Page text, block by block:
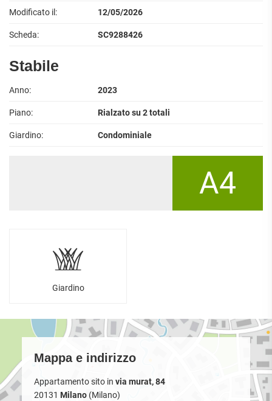
Modificato il: 12/05/2026
Scheda: SC9288426
Stabile
Anno: 2023
Piano: Rialzato su 2 totali
Giardino: Condominiale
A4
Giardino
Mappa e indirizzo
Appartamento sito in via murat, 84
20131 Milano(Milano)